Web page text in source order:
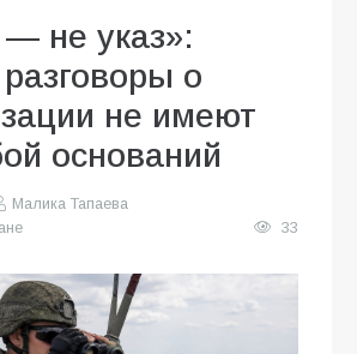
не указ»:
о
не имеют
оснований
Малика Тапаева
33